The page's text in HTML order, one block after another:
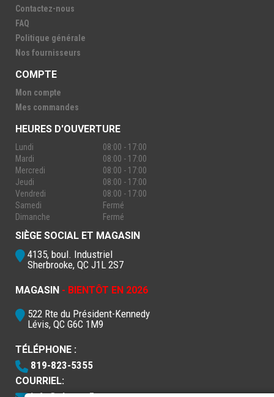
Contactez-nous
FAQ
Politique générale
Nos fournisseurs
COMPTE
Mon compte
Mes commandes
HEURES D'OUVERTURE
Lundi
08:00 - 17:00
Mardi
08:00 - 17:00
Mercredi
08:00 - 17:00
Jeudi
08:00 - 17:00
Vendredi
08:00 - 17:00
Samedi
Fermé
Dimanche
Fermé
SIÈGE SOCIAL ET MAGASIN
4135, boul. Industriel
Sherbrooke, QC J1L 2S7
MAGASIN - BIENTÔT EN 2026
522 Rte du Président-Kennedy
Lévis, QC G6C 1M9
TÉLÉPHONE :
819-823-5355
COURRIEL: